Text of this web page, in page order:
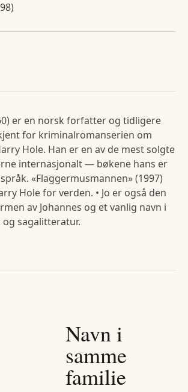
er en norsk forfatter og tidligere
for kriminalromanserien om
Hole. Han er en av de mest solgte
internasjonalt — bøkene hans er
«Flaggermusmannen» (1997)
Hole for verden. • Jo er også den
av Johannes og et vanlig navn i
sagalitteratur.
Navn i
samme
familie